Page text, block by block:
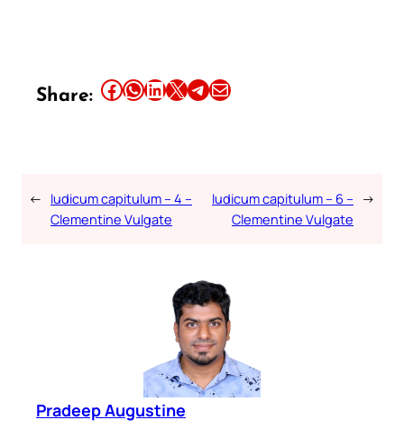
Share: Share this article on Facebook Share this article on WhatsApp Share this article on LinkedIn Share this article on X Share this article on TelegramEmail this Article
← Iudicum capitulum – 4 –
Clementine Vulgate
Iudicum capitulum – 6 –
Clementine Vulgate
→
Pradeep Augustine